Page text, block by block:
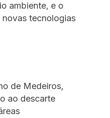
ambiente, e o
tecnologias
de Medeiros,
ao descarte